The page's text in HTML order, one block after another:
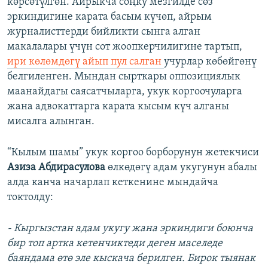
көрсөтүлгөн. Айрыкча соңку мезгилде сөз
эркиндигине карата басым күчөп, айрым
журналисттерди бийликти сынга алган
макалалары үчүн сот жоопкерчилигине тартып,
ири көлөмдөгү айып пул салган учурлар көбөйгөнү
белгиленген. Мындан сырткары оппозициялык
маанайдагы саясатчыларга, укук коргоочуларга
жана адвокаттарга карата кысым күч алганы
мисалга алынган.
“Кылым шамы” укук коргоо борборунун жетекчиси
Азиза Абдирасулова өлкөдөгү адам укугунун абалы
алда канча начарлап кеткенине мындайча
токтолду:
- Кыргызстан адам укугу жана эркиндиги боюнча
бир топ артка кетенчиктеди деген маселеде
баяндама өтө эле кыскача берилген. Бирок тыянак